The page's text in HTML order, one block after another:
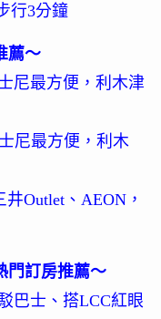
行3分鐘
薦～
尼最方便，利木津
尼最方便，利木
Outlet、AEON，
門訂房推薦～
巴士、搭LCC紅眼